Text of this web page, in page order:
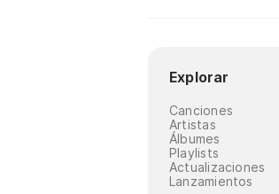
Explorar
Canciones
Artistas
Álbumes
Playlists
Actualizaciones
Lanzamientos